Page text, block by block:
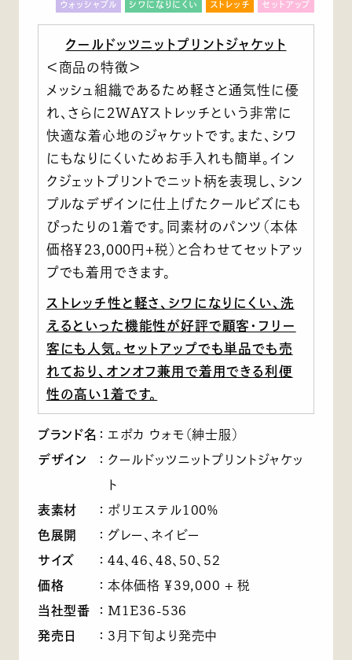
ウォッシャブル シワになりにくい ストレッチ セットアップ
クールドッツニットプリントジャケット
＜商品の特徴＞
メッシュ組織であるため軽さと通気性に優
れ、さらに2WAYストレッチという非常に
快適な着心地のジャケットです。また、シワ
にもなりにくいためお手入れも簡単。イン
クジェットプリントでニット柄を表現し、シン
プルなデザインに仕上げたクールビズにも
ぴったりの1着です。同素材のパンツ（本体
価格￥23,000円+税）と合わせてセットアッ
プでも着用できます。
ストレッチ性と軽さ、シワになりにくい、洗
えるといった機能性が好評で顧客・フリー
客にも人気。セットアップでも単品でも売
れており、オンオフ兼用で着用できる利便
性の高い1着です。
ブランド名 ： エポカ ウォモ（紳士服）
デザイン
： クールドッツニットプリントジャケッ
ト
表素材
： ポリエステル100%
色展開
： グレー、ネイビー
サイズ
： 44、46、48、50、52
価格
： 本体価格 ￥39,000 + 税
当社型番
： M1E36-536
発売日
： 3月下旬より発売中